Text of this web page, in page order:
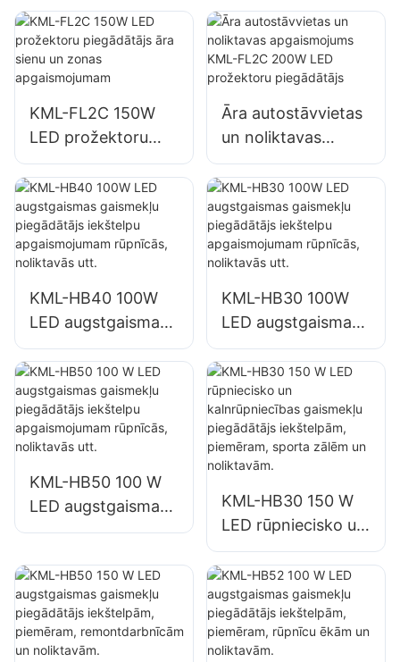
reklāmas stendiem
un lielizmēra
izkārtņu
reklāmas stendiem
un lielizmēra
izkārtņu
KML-FL2C 150W
LED prožektoru
piegādātājs āra
sienu un zonas
apgaismojumam
Āra autostāvvietas
un noliktavas
apgaismojums
KML-FL2C 200W
LED prožektoru
piegādātājs
KML-HB40 100W
LED augstgaismas
gaismekļu
piegādātājs
iekštelpu
apgaismojumam
rūpnīcās,
KML-HB30 100W
LED augstgaismas
gaismekļu
piegādātājs
iekštelpu
apgaismojumam
rūpnīcās,
noliktavās utt.
KML-HB50 100 W
LED augstgaismas
gaismekļu
iekštelpu
apgaismojumam
rūpnīcās,
noliktavās utt.
KML-HB30 150 W
LED rūpniecisko un
kalnrūpniecības
gaismekļu
piegādātājs
iekštelpām,
piemēram, sporta